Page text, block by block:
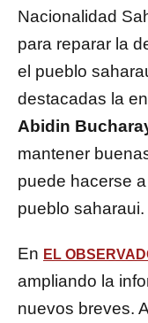
Nacionalidad
para reparar la
el pueblo
destacadas la
Abidin
mantener
puede hacerse
pueblo saharaui.
En EL
ampliando la
nuevos breves.